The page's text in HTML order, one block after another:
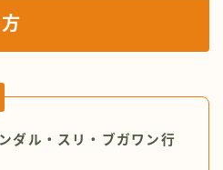
ダル・スリ・ブガワン行